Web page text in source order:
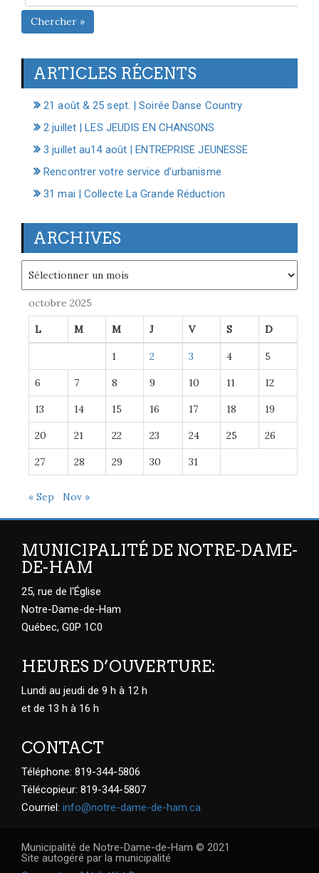
Chercher »
ARTICLES RÉCENTS
21 août & 25 sept. | Soirée Danse Country
2 juillet | LES JEUDIS EN CHANSONS
3 juillet au14 août | ENTREPRISE JEUNESSE
Rencontrer votre service d’urbanisme
31 mai | Collecte La Grande Réduction
ARCHIVES
octobre 2025
L M M J V S D
1 2 3 4 5
6 7 8 9 10 11 12
13 14 15 16 17 18 19
20 21 22 23 24 25 26
27 28 29 30 31
« Sep Nov »
MUNICIPALITÉ DE NOTRE-DAME-
DE-HAM
25, rue de l'Église
Notre-Dame-de-Ham
Québec, G0P 1C0
HEURES D’OUVERTURE:
Lundi au jeudi de 9 h à 12 h
et de 13 h à 16 h
CONTACT
Téléphone: 819-344-5806
Télécopieur: 819-344-5807
Courriel: info@notre-dame-de-ham.ca
Municipalité de Notre-Dame-de-Ham © 2021
Site autogéré par la municipalité